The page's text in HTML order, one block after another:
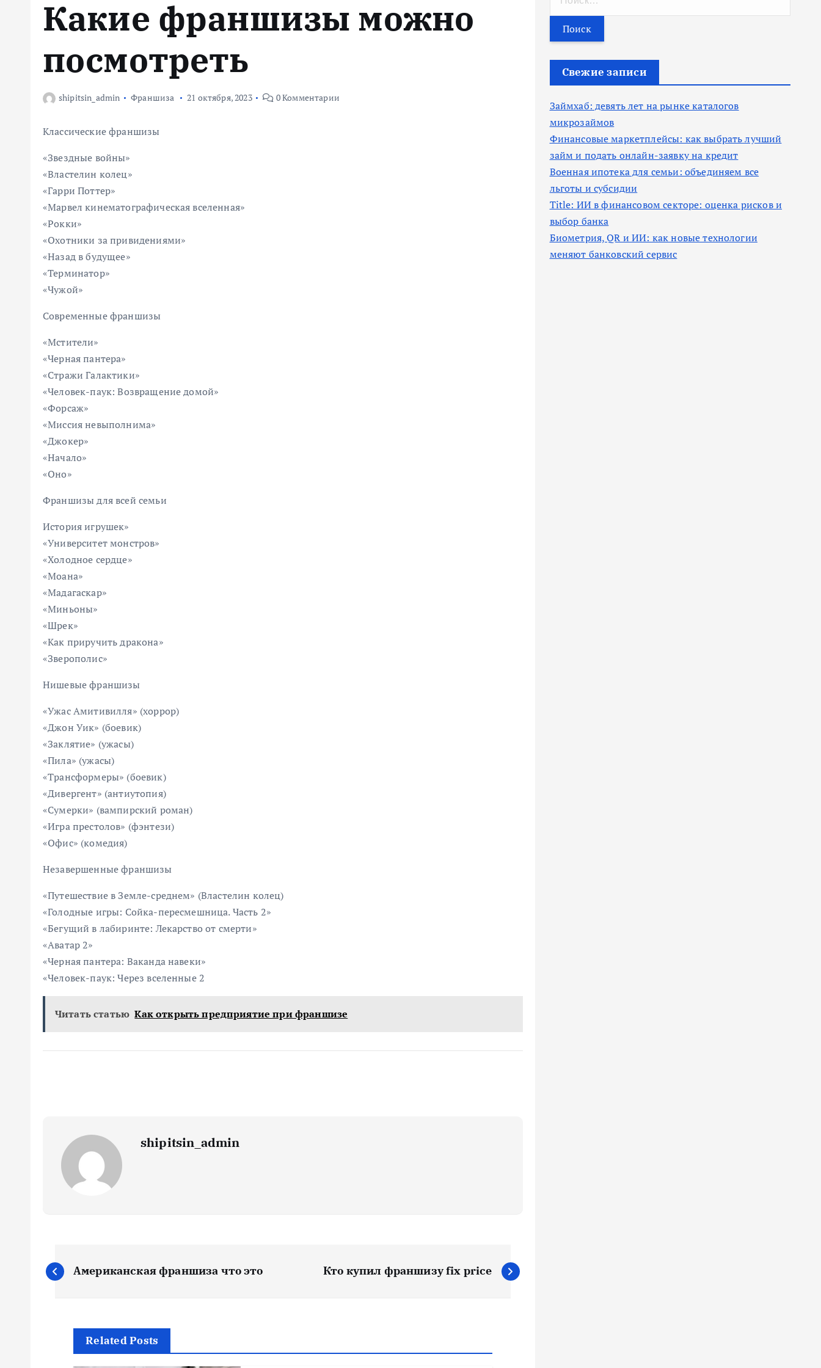
Какие франшизы можно
посмотреть
shipitsin_admin Франшиза 21 октября, 2023 0 Комментарии
Классические франшизы
«Звездные войны»
«Властелин колец»
«Гарри Поттер»
«Марвел кинематографическая вселенная»
«Рокки»
«Охотники за привидениями»
«Назад в будущее»
«Терминатор»
«Чужой»
Современные франшизы
«Мстители»
«Черная пантера»
«Стражи Галактики»
«Человек-паук: Возвращение домой»
«Форсаж»
«Миссия невыполнима»
«Джокер»
«Начало»
«Оно»
Франшизы для всей семьи
История игрушек»
«Университет монстров»
«Холодное сердце»
«Моана»
«Мадагаскар»
«Миньоны»
«Шрек»
«Как приручить дракона»
«Зверополис»
Нишевые франшизы
«Ужас Амитивилля» (хоррор)
«Джон Уик» (боевик)
«Заклятие» (ужасы)
«Пила» (ужасы)
«Трансформеры» (боевик)
«Дивергент» (антиутопия)
«Сумерки» (вампирский роман)
«Игра престолов» (фэнтези)
«Офис» (комедия)
Незавершенные франшизы
«Путешествие в Земле-среднем» (Властелин колец)
«Голодные игры: Сойка-пересмешница. Часть 2»
«Бегущий в лабиринте: Лекарство от смерти»
«Аватар 2»
«Черная пантера: Ваканда навеки»
«Человек-паук: Через вселенные 2
Читать статью Как открыть предприятие при франшизе
shipitsin_admin
Н
Американская франшиза что это Кто купил франшизу fix price
Related Posts
т
и
Свежие записи
Займхаб: девять лет на рынке каталогов
микрозаймов
Финансовые маркетплейсы: как выбрать лучший
займ и подать онлайн-заявку на кредит
Военная ипотека для семьи: объединяем все
льготы и субсидии
Title: ИИ в финансовом секторе: оценка рисков и
выбор банка
Биометрия, QR и ИИ: как новые технологии
меняют банковский сервис